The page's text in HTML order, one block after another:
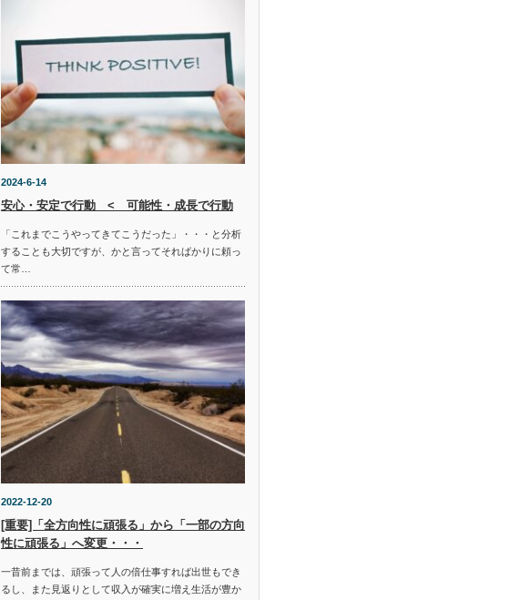
2024-6-14
安心・安定で行動 < 可能性・成長で行動
「これまでこうやってきてこうだった」・・・と分析
することも大切ですが、かと言ってそればかりに頼っ
て常…
2022-12-20
[重要]「全方向性に頑張る」から「一部の方向
性に頑張る」へ変更・・・
一昔前までは、頑張って人の倍仕事すれば出世もでき
るし、また見返りとして収入が確実に増え生活が豊か